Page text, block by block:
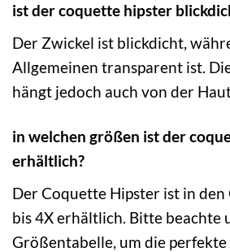
ist der coquette hipster
Der Zwickel ist blickdicht,
Allgemeinen transparent ist.
hängt jedoch auch von der
in welchen größen ist der
erhältlich?
Der Coquette Hipster ist in den
bis 4X erhältlich. Bitte beachte
Größentabelle, um die perfekte